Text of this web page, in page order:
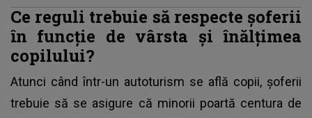
Ce reguli trebuie să respecte șoferii
în funcție de vârsta și înălțimea
copilului?
Atunci când într-un autoturism se află copii, șoferii
trebuie să se asigure că minorii poartă centura de